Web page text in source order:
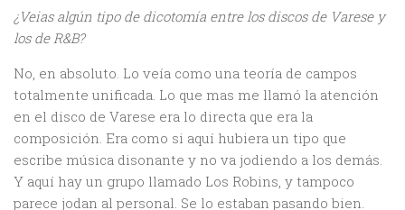
¿Veias algún tipo de dicotomía entre los discos de Varese y
los de R&B?
No, en absoluto. Lo veía como una teoría de campos
totalmente unificada. Lo que mas me llamó la atención
en el disco de Varese era lo directa que era la
composición. Era como si aquí hubiera un tipo que
escribe música disonante y no va jodiendo a los demás.
Y aquí hay un grupo llamado Los Robins, y tampoco
parece jodan al personal. Se lo estaban pasando bien.